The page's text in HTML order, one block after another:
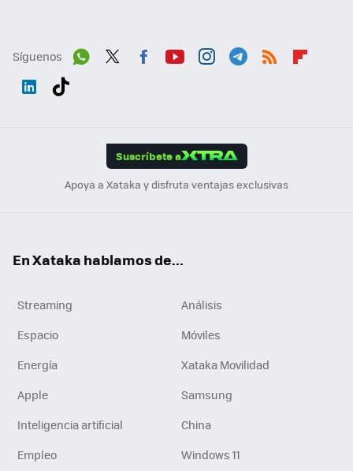
Síguenos
Suscríbete a
Apoya a Xataka y disfruta ventajas exclusivas
En Xataka hablamos de...
Streaming
Análisis
Espacio
Móviles
Energía
Xataka Movilidad
Apple
Samsung
Inteligencia artificial
China
Empleo
Windows 11